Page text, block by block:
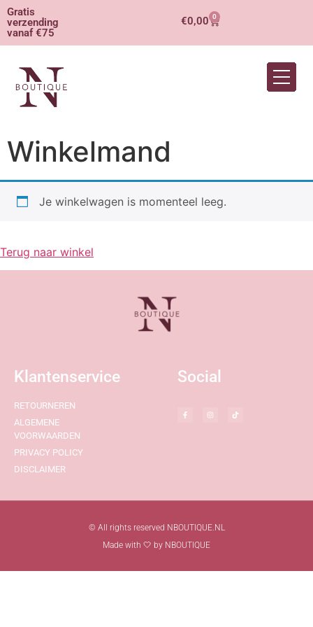
Gratis
verzending
vanaf €75
€0,00 0
Winkelmand
Je winkelwagen is momenteel leeg.
Terug naar winkel
Klantenservice
RETOURNEREN
ALGEMENE
VOORWAARDEN
PRIVACY POLICY
DISCLAIMER
Social
© All rights reserved NBOUTIQUE.NL
Made with 🤍 by NBOUTIQUE